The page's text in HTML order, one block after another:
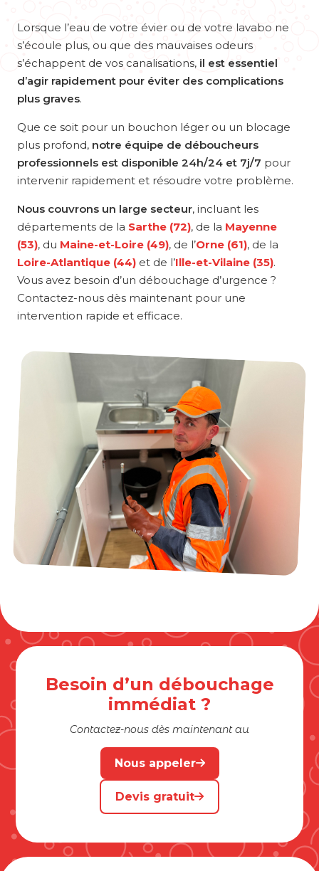
Lorsque l’eau de votre évier ou de votre lavabo ne
s’écoule plus, ou que des mauvaises odeurs
s’échappent de vos canalisations, il est essentiel
d’agir rapidement pour éviter des complications
plus graves.
Que ce soit pour un bouchon léger ou un blocage
plus profond, notre équipe de déboucheurs
professionnels est disponible 24h/24 et 7j/7 pour
intervenir rapidement et résoudre votre problème.
Nous couvrons un large secteur, incluant les
départements de la Sarthe (72), de la Mayenne
(53), du Maine-et-Loire (49), de l’Orne (61), de la
Loire-Atlantique (44)et de l’Ille-et-Vilaine (35).
Vous avez besoin d’un débouchage d’urgence ?
Contactez-nous dès maintenant pour une
intervention rapide et efficace.
Besoin d’un débouchage
immédiat ?
Contactez-nous dès maintenant au
Nous appeler
Devis gratuit